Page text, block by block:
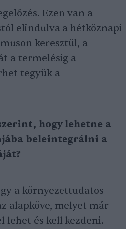
Ezen van a
elindulva a hétköznapi
keresztül, a
a termelésig a
tegyük a
hogy lehetne a
beleintegrálni a
a környezettudatos
alapköve, melyet már
lehet és kell kezdeni.